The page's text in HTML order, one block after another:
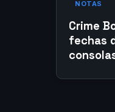
NOTAS
Crime
fechas